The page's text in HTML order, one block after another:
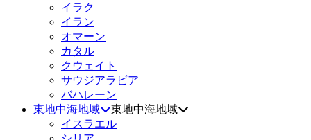
イラク
イラン
オマーン
カタル
クウェイト
サウジアラビア
バハレーン
東地中海地域
東地中海地域
イスラエル